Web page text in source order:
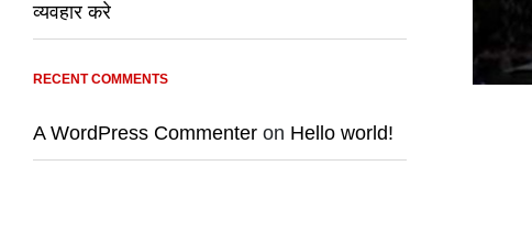
व्यवहार करे
RECENT COMMENTS
A WordPress Commenter on Hello world!